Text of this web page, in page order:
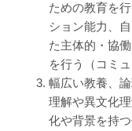
ための教育を
ション能力、
た主体的・協
を行う（コミ
幅広い教養、
理解や異文化
化や背景を持